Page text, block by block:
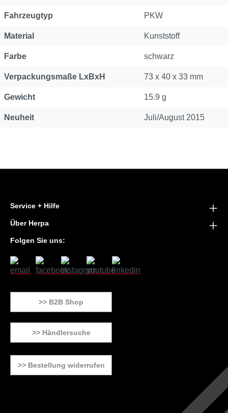
Fahrzeugtyp PKW
Material Kunststoff
Farbe schwarz
Verpackungsmaße LxBxH 73 x 40 x 33 mm
Gewicht 15.9 g
Neuheit Juli/August 2015
Service + Hilfe
Über Herpa
Folgen Sie uns:
>> B2B Shop
>> Händlersuche
>> Bestellung widerrufen